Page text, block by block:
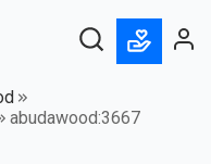
abudawood:3667